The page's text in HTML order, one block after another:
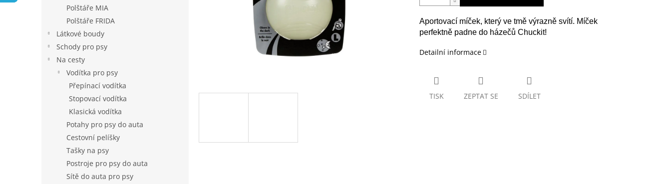
Polštáře MIA
Polštáře FRIDA
Látkové boudy
Schody pro psy
Na cesty
Vodítka pro psy
Přepínací vodítka
Stopovací vodítka
Klasická vodítka
Potahy pro psy do auta
Cestovní pelíšky
Tašky na psy
Postroje pro psy do auta
Sítě do auta pro psy
Aportovací míček, který ve tmě výrazně svítí. Míček
perfektně padne do házečů Chuckit!
Detailní informace
TISK ZEPTAT SE SDÍLET